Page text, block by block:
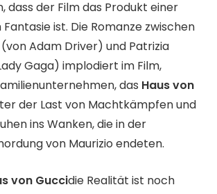
dass der Film das Produkt einer
ist. Die Romanze zwischen
Adam Driver) und Patrizia
Gaga) implodiert im Film,
das Haus von
der Last von Machtkämpfen und
ins Wanken, die in der
von Maurizio endeten.
von Guccidie Realität ist noch